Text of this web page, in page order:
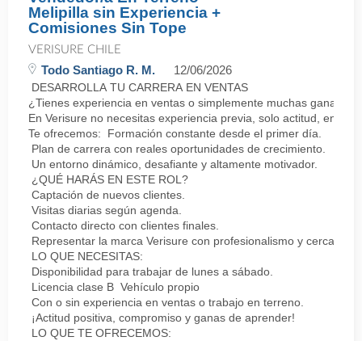
Melipilla sin Experiencia +
Comisiones Sin Tope
VERISURE CHILE
Todo Santiago R. M. 12/06/2026
DESARROLLA TU CARRERA EN VENTAS
¿Tienes experiencia en ventas o simplemente muchas ganas
En Verisure no necesitas experiencia previa, solo actitud,
Te ofrecemos: Formación constante desde el primer día.
Plan de carrera con reales oportunidades de crecimiento.
Un entorno dinámico, desafiante y altamente motivador.
¿QUÉ HARÁS EN ESTE ROL?
Captación de nuevos clientes.
Visitas diarias según agenda.
Contacto directo con clientes finales.
Representar la marca Verisure con profesionalismo y cercanía.
LO QUE NECESITAS:
Disponibilidad para trabajar de lunes a sábado.
Licencia clase B Vehículo propio
Con o sin experiencia en ventas o trabajo en terreno.
¡Actitud positiva, compromiso y ganas de aprender!
LO QUE TE OFRECEMOS: